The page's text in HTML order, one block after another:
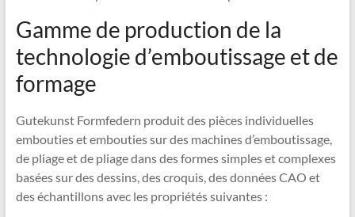
Gamme de production de la
technologie d’emboutissage et de
formage
Gutekunst Formfedern produit des pièces individuelles
embouties et embouties sur des machines d’emboutissage,
de pliage et de pliage dans des formes simples et complexes
basées sur des dessins, des croquis, des données CAO et
des échantillons avec les propriétés suivantes :